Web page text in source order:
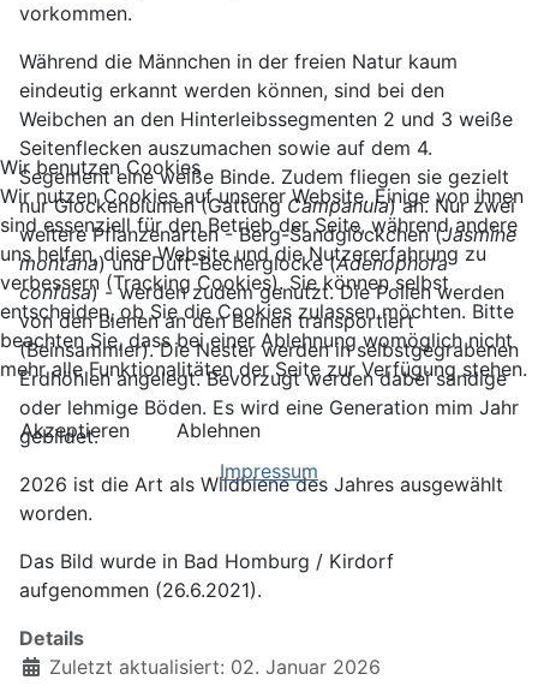
vorkommen.
Während die Männchen in der freien Natur kaum
eindeutig erkannt werden können, sind bei den
Weibchen an den Hinterleibssegmenten 2 und 3 weiße
Seitenflecken auszumachen sowie auf dem 4.
Segement eine weiße Binde. Zudem fliegen sie gezielt
nur Glockenblumen (Gattung Campanula) an. Nur zwei
weitere Pflanzenarten - Berg-Sandglöckchen (Jasmine
montana) und Duft-Becherglocke (Adenophora
confusa) - werden zudem genutzt. Die Pollen werden
von den Bienen an den Beinen transportiert
(Beinsammler). Die Nester werden in selbstgegrabenen
Erdhöhlen angelegt. Bevorzugt werden dabei sandige
oder lehmige Böden. Es wird eine Generation mim Jahr
gebildet.
2026 ist die Art als Wildbiene des Jahres ausgewählt
worden.
Das Bild wurde in Bad Homburg / Kirdorf
aufgenommen (26.6.2021).
Details
Zuletzt aktualisiert: 02. Januar 2026
Wir benutzen Cookies
Wir nutzen Cookies auf unserer Website. Einige von ihnen
sind essenziell für den Betrieb der Seite, während andere
uns helfen, diese Website und die Nutzererfahrung zu
verbessern (Tracking Cookies). Sie können selbst
entscheiden, ob Sie die Cookies zulassen möchten. Bitte
beachten Sie, dass bei einer Ablehnung womöglich nicht
mehr alle Funktionalitäten der Seite zur Verfügung stehen.
Akzeptieren
Ablehnen
Impressum